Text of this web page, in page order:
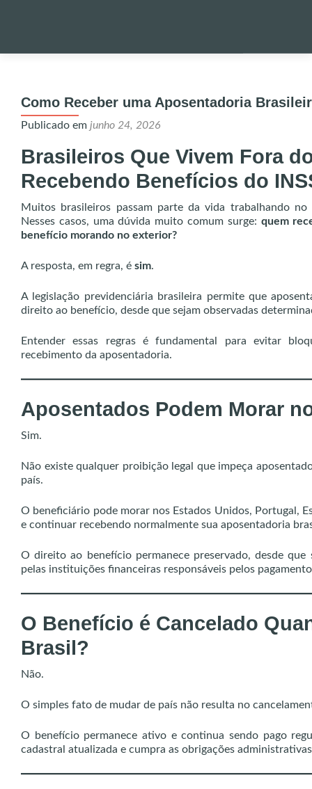
conteúdo
ENVIO DE
ALERTA!
Como Receber uma Aposentadoria
Publicado em junho 24, 2026
Brasileiros Que Vivem Fora
Recebendo Benefícios do
Muitos brasileiros passam parte da vida trabalhando
Nesses casos, uma dúvida muito comum surge: quem
benefício morando no exterior?
A resposta, em regra, é sim.
A legislação previdenciária brasileira permite que
direito ao benefício, desde que sejam observadas
Entender essas regras é fundamental para evitar
recebimento da aposentadoria.
Aposentados Podem Morar
Sim.
Não existe qualquer proibição legal que impeça
país.
O beneficiário pode morar nos Estados Unidos, Portugal,
e continuar recebendo normalmente sua aposentadoria
O direito ao benefício permanece preservado, desde que
pelas instituições financeiras responsáveis pelos
O Benefício é Cancelado
Brasil?
Não.
O simples fato de mudar de país não resulta no
O benefício permanece ativo e continua sendo pago
cadastral atualizada e cumpra as obrigações